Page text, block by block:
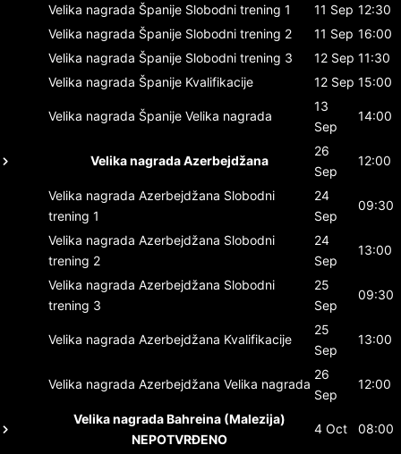
Velika nagrada Španije Slobodni trening 1 11 Sep 12:30
Velika nagrada Španije Slobodni trening 2 11 Sep 16:00
Velika nagrada Španije Slobodni trening 3 12 Sep 11:30
Velika nagrada Španije Kvalifikacije 12 Sep 15:00
Velika nagrada Španije Velika nagrada
13
Sep
14:00
Velika nagrada Azerbejdžana
26
Sep
12:00
Velika nagrada Azerbejdžana Slobodni
trening 1
24
Sep
09:30
Velika nagrada Azerbejdžana Slobodni
trening 2
24
Sep
13:00
Velika nagrada Azerbejdžana Slobodni
trening 3
25
Sep
09:30
Velika nagrada Azerbejdžana Kvalifikacije
25
Sep
13:00
Velika nagrada Azerbejdžana Velika nagrada
26
Sep
12:00
Velika nagrada Bahreina (Malezija)
NEPOTVRĐENO
4 Oct 08:00